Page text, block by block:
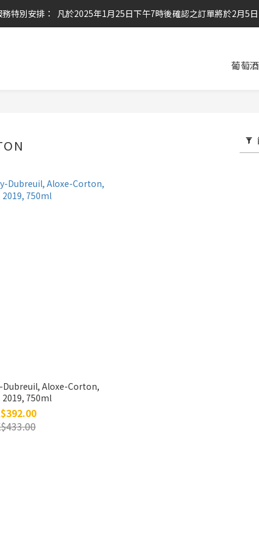
任何酒款買滿6枝或滿$800元即可免運費
特別安排：  凡於2025年1月25日下午7時後確認之訂單將於2月5
葡萄酒
Aloxe-Corton,
2019, 750ml